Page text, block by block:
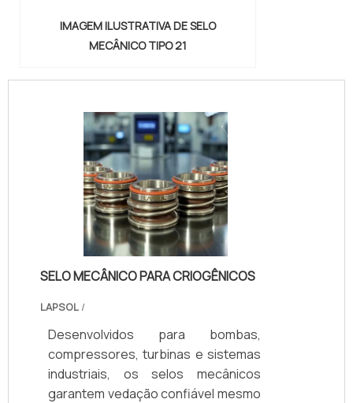
IMAGEM ILUSTRATIVA DE SELO
MECÂNICO TIPO 21
SELO MECÂNICO PARA CRIOGÊNICOS
LAPSOL /
Desenvolvidos para bombas,
compressores, turbinas e sistemas
industriais, os selos mecânicos
garantem vedação confiável mesmo